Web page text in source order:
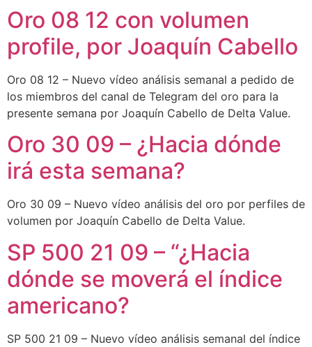
Oro 08 12 con volumen
profile, por Joaquín Cabello
Oro 08 12 – Nuevo vídeo análisis semanal a pedido de
los miembros del canal de Telegram del oro para la
presente semana por Joaquín Cabello de Delta Value.
Oro 30 09 – ¿Hacia dónde
irá esta semana?
Oro 30 09 – Nuevo vídeo análisis del oro por perfiles de
volumen por Joaquín Cabello de Delta Value.
SP 500 21 09 – “¿Hacia
dónde se moverá el índice
americano?
SP 500 21 09 – Nuevo vídeo análisis semanal del índice